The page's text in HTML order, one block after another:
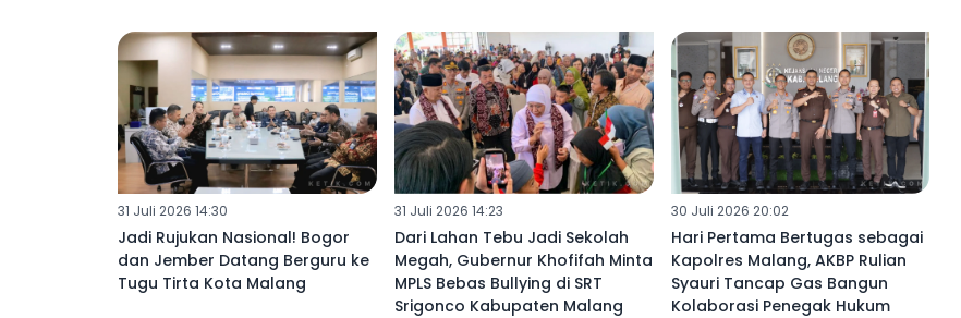
31 Juli 2026 14:30
‎Jadi Rujukan Nasional! Bogor
dan Jember Datang Berguru ke
Tugu Tirta Kota Malang ‎
31 Juli 2026 14:23
Dari Lahan Tebu Jadi Sekolah
Megah, Gubernur Khofifah Minta
MPLS Bebas Bullying di SRT
Srigonco Kabupaten Malang ‎
30 Juli 2026 20:02
Hari Pertama Bertugas sebagai
Kapolres Malang, AKBP Rulian
Syauri Tancap Gas Bangun
Kolaborasi Penegak Hukum